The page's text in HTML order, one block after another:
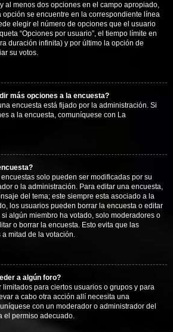
al menos dos opciones en el campo apropiado,
se encuentre en la correspondiente línea
elegir el número de opciones que el usuario
“Opciones por usuario”, el tiempo límite en
duración infinita) y por último la opción de
su votos.
más opciones a la encuesta?
encuesta está fijado por la administración. Si
a la encuesta, comuníquese con La
solo pueden ser modificadas por su
o la administración. Para editar una encuesta,
del tema; este siempre esta asociado a la
los usuarios pueden borrar la encuesta o editar
algún miembro ha votado, solo moderadores o
o borrar la encuesta. Esto evita que las
mitad de la votación.
a algún foro?
para ciertos usuarios o grupos y para
a cabo otra acción allí necesita una
con un moderador o administrador del
el permiso adecuado.